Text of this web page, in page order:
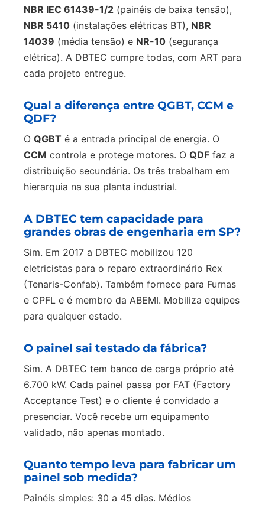
NBR IEC 61439-1/2 (painéis de baixa tensão),
NBR 5410 (instalações elétricas BT), NBR
14039 (média tensão) e NR-10 (segurança
elétrica). A DBTEC cumpre todas, com ART para
cada projeto entregue.
Qual a diferença entre QGBT, CCM e
QDF?
O QGBT é a entrada principal de energia. O
CCM controla e protege motores. O QDF faz a
distribuição secundária. Os três trabalham em
hierarquia na sua planta industrial.
A DBTEC tem capacidade para
grandes obras de engenharia em SP?
Sim. Em 2017 a DBTEC mobilizou 120
eletricistas para o reparo extraordinário Rex
(Tenaris-Confab). Também fornece para Furnas
e CPFL e é membro da ABEMI. Mobiliza equipes
para qualquer estado.
O painel sai testado da fábrica?
Sim. A DBTEC tem banco de carga próprio até
6.700 kW. Cada painel passa por FAT (Factory
Acceptance Test) e o cliente é convidado a
presenciar. Você recebe um equipamento
validado, não apenas montado.
Quanto tempo leva para fabricar um
painel sob medida?
Painéis simples: 30 a 45 dias. Médios